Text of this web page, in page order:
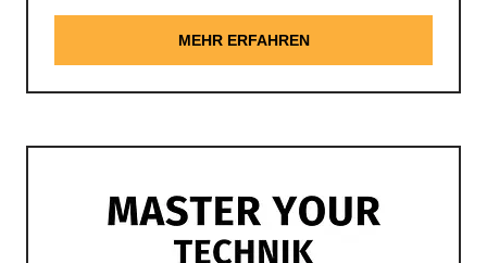
MEHR ERFAHREN